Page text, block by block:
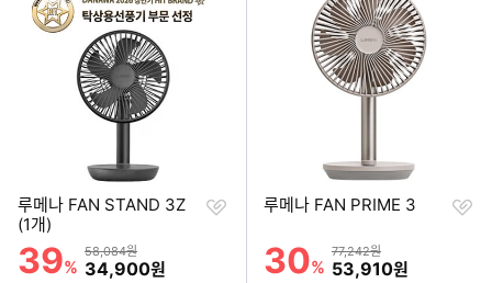
루메나 FAN STAND 3Z
(1개)
할인률
39%
상품금액
58,084원
할인금액
34,900원
찜
루메나 FAN PRIME 3
할인률
30%
상품금액
77,242원
할인금액
53,910원
찜